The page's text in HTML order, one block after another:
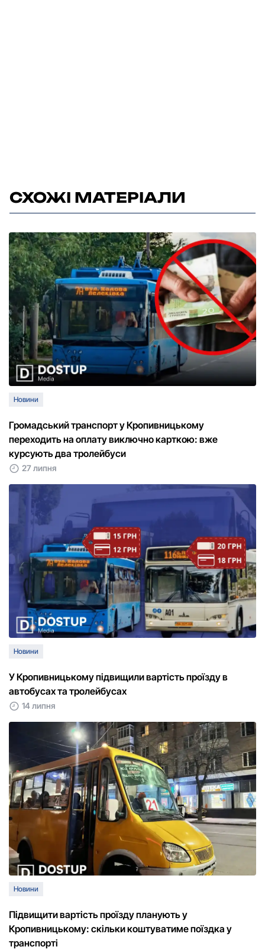
СХОЖІ МАТЕРІАЛИ
Новини
Громадський транспорт у Кропивницькому
переходить на оплату виключно карткою: вже
курсують два тролейбуси
27 липня
Новини
У Кропивницькому підвищили вартість проїзду в
автобусах та тролейбусах
14 липня
Новини
Підвищити вартість проїзду планують у
Кропивницькому: скільки коштуватиме поїздка у
транспорті